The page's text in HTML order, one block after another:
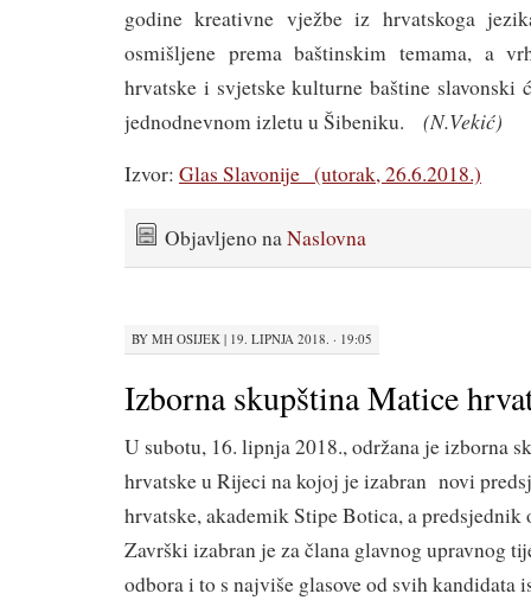
godine kreativne vježbe iz hrvatskoga
osmišljene prema baštinskim temama, a
hrvatske i svjetske kulturne baštine slavonski
jednodnevnom izletu u Šibeniku. (N.Vekić)
Izvor: Glas Slavonije (utorak, 26.6.2018.)
Objavljeno naNaslovna
BY MH OSIJEK | 19. LIPNJA 2018. · 19:05
Izborna skupština Matice
U subotu, 16. lipnja 2018., održana je izborna
hrvatske u Rijeci na kojoj je izabran novi
hrvatske, akademik Stipe Botica, a
Završki izabran je za člana glavnog upravnog
odbora i to s najviše glasove od svih kandidata